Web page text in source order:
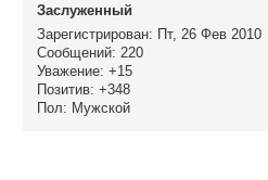
Заслуженный
Зарегистрирован: Пт, 26 Фев 2010
Сообщений: 220
Уважение: +15
Позитив: +348
Пол: Мужской